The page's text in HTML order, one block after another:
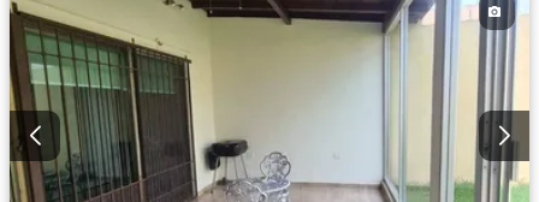
Sin amueblar